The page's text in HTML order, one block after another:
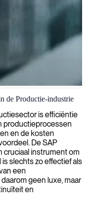
om uw
en de productie-
de Productie-industrie
is efficiëntie
productieprocessen
en de kosten
De SAP
cruciaal instrument om
slechts zo effectief als
een
geen luxe, maar
en